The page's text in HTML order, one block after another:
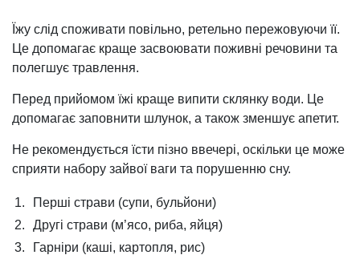
Їжу слід споживати повільно, ретельно пережовуючи її.
Це допомагає краще засвоювати поживні речовини та
полегшує травлення.
Перед прийомом їжі краще випити склянку води. Це
допомагає заповнити шлунок, а також зменшує апетит.
Не рекомендується їсти пізно ввечері, оскільки це може
сприяти набору зайвої ваги та порушенню сну.
1.
Перші страви (супи, бульйони)
2.
Другі страви (м’ясо, риба, яйця)
3.
Гарніри (каші, картопля, рис)